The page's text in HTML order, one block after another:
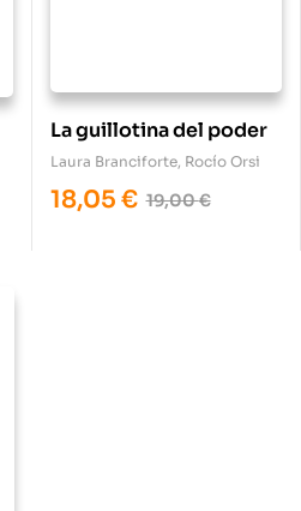
La guillotina del poder
Laura Branciforte, Rocío Orsi
19,00€
18,05 €